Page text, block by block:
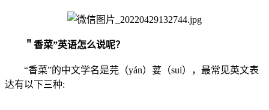
＂香菜”英语怎么说呢？
“香菜”的中文学名是芫（yán）荽（sui），最常见英文表
达有以下三种: